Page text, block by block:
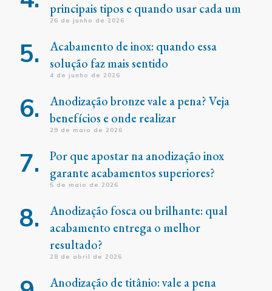
principais tipos e quando usar cada um
26 de junho de 2026
Acabamento de inox: quando essa
solução faz mais sentido
4 de junho de 2026
Anodização bronze vale a pena? Veja
benefícios e onde realizar
29 de maio de 2026
Por que apostar na anodização inox
garante acabamentos superiores?
5 de maio de 2026
Anodização fosca ou brilhante: qual
acabamento entrega o melhor
resultado?
28 de abril de 2026
Anodização de titânio: vale a pena